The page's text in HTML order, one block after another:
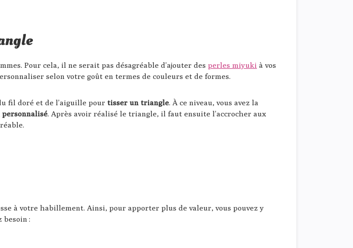
Pour cela, il ne serait pas désagréable d’ajouter des perles miyuki à vos
selon votre goût en termes de couleurs et de formes.
fil doré et de l’aiguille pour tisser un triangle. À ce niveau, vous avez la
personnalisé. Après avoir réalisé le triangle, il faut ensuite l’accrocher aux
à votre habillement. Ainsi, pour apporter plus de valeur, vous pouvez y
besoin :